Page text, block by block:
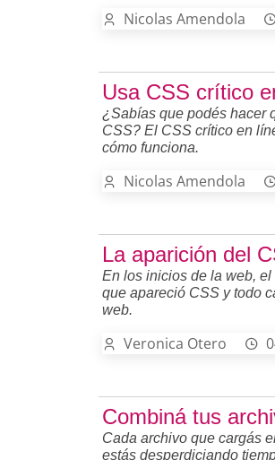
Nicolas Amendola
Usa CSS crítico
¿Sabías que podés hacer
CSS? El CSS crítico en
cómo funciona.
Nicolas Amendola
La aparición del
En los inicios de la web,
que apareció CSS y todo
web.
Veronica Otero
Combiná tus
Cada archivo que cargás
estás desperdiciando